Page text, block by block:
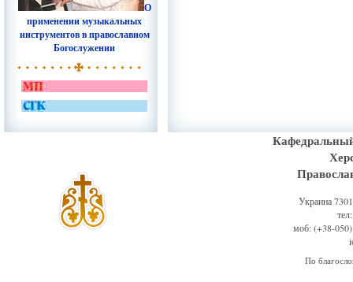
О
применении музыкальных
инструментов в православном
Богослужении
Украина
моб: (+38-
По